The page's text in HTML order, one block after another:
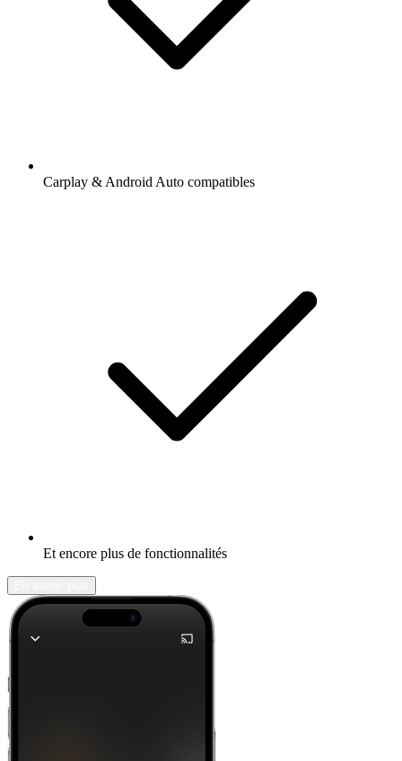
Carplay & Android Auto compatibles
Et encore plus de fonctionnalités